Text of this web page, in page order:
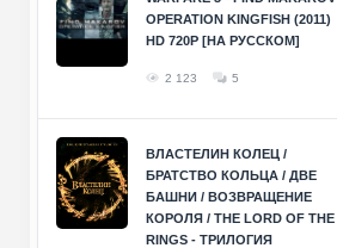
OPERATION KINGFISH (2011)
HD 720P [НА РУССКОМ]
2 123 5
ВЛАСТЕЛИН КОЛЕЦ /
БРАТСТВО КОЛЬЦА / ДВЕ
БАШНИ / ВОЗВРАЩЕНИЕ
КОРОЛЯ / THE LORD OF THE
RINGS - ТРИЛОГИЯ